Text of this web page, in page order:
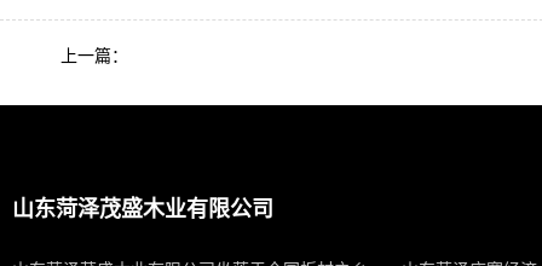
上一篇：
山东菏泽茂盛木业有限公司